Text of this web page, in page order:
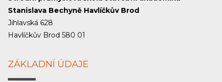
Stanislava Bechyně Havlíčkův Brod
Jihlavská 628
Havlíčkův Brod 580 01
ZÁKLADNÍ ÚDAJE